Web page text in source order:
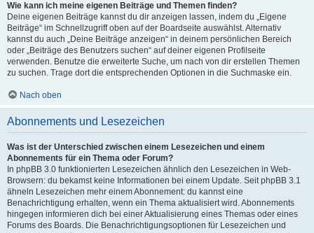
Wie kann ich meine eigenen Beiträge und Themen finden?
Deine eigenen Beiträge kannst du dir anzeigen lassen, indem du „Eigene
Beiträge“ im Schnellzugriff oben auf der Boardseite auswählst. Alternativ
kannst du auch „Deine Beiträge anzeigen“ in deinem persönlichen Bereich
oder „Beiträge des Benutzers suchen“ auf deiner eigenen Profilseite
verwenden. Benutze die erweiterte Suche, um nach von dir erstellen Themen
zu suchen. Trage dort die entsprechenden Optionen in die Suchmaske ein.
Nach oben
Abonnements und Lesezeichen
Was ist der Unterschied zwischen einem Lesezeichen und einem
Abonnements für ein Thema oder Forum?
In phpBB 3.0 funktionierten Lesezeichen ähnlich den Lesezeichen in Web-
Browsern: du bekamst keine Informationen bei einem Update. Seit phpBB 3.1
ähneln Lesezeichen mehr einem Abonnement: du kannst eine
Benachrichtigung erhalten, wenn ein Thema aktualisiert wird. Abonnements
hingegen informieren dich bei einer Aktualisierung eines Themas oder eines
Forums des Boards. Die Benachrichtigungsoptionen für Lesezeichen und